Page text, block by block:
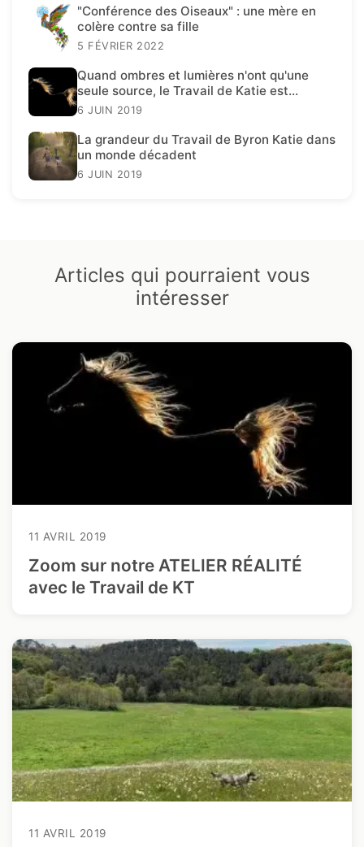
"Conférence des Oiseaux" : une mère en
colère contre sa fille
5 FÉVRIER 2022
Quand ombres et lumières n'ont qu'une
seule source, le Travail de Katie est
présent.
6 JUIN 2019
La grandeur du Travail de Byron Katie dans
un monde décadent
6 JUIN 2019
Articles qui pourraient vous
intéresser
11 AVRIL 2019
Zoom sur notre ATELIER RÉALITÉ
avec le Travail de KT
11 AVRIL 2019